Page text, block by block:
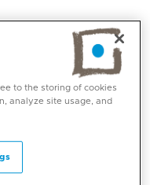
to the storing of cookies
analyze site usage, and